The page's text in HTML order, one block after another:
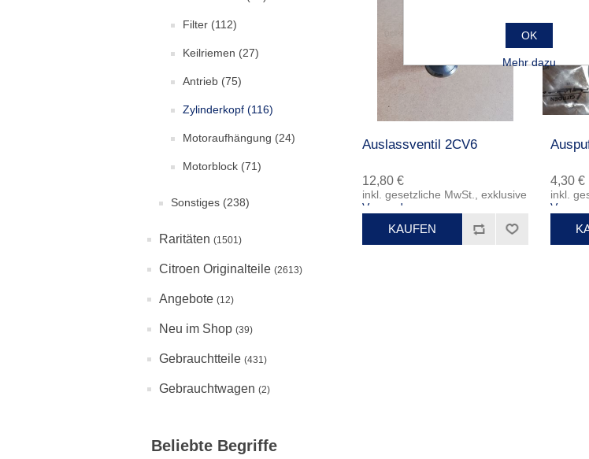
Filter (112)
Keilriemen (27)
Antrieb (75)
Zylinderkopf (116)
Motoraufhängung (24)
Motorblock (71)
Sonstiges (238)
Raritäten (1501)
Citroen Originalteile (2613)
Angebote (12)
Neu im Shop (39)
Gebrauchtteile (431)
Gebrauchtwagen (2)
Beliebte Begriffe
Auslassventil 2CV6
12,80 €
inkl. gesetzliche MwSt., exklusive
Versand
4,30 €
inkl.
OK
Mehr dazu